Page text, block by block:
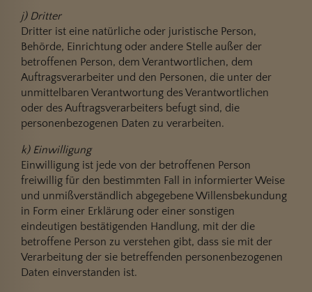
j) Dritter
Dritter ist eine natürliche oder juristische Person,
Behörde, Einrichtung oder andere Stelle außer der
betroffenen Person, dem Verantwortlichen, dem
Auftragsverarbeiter und den Personen, die unter der
unmittelbaren Verantwortung des Verantwortlichen
oder des Auftragsverarbeiters befugt sind, die
personenbezogenen Daten zu verarbeiten.
k) Einwilligung
Einwilligung ist jede von der betroffenen Person
freiwillig für den bestimmten Fall in informierter Weise
und unmißverständlich abgegebene Willensbekundung
in Form einer Erklärung oder einer sonstigen
eindeutigen bestätigenden Handlung, mit der die
betroffene Person zu verstehen gibt, dass sie mit der
Verarbeitung der sie betreffenden personenbezogenen
Daten einverstanden ist.